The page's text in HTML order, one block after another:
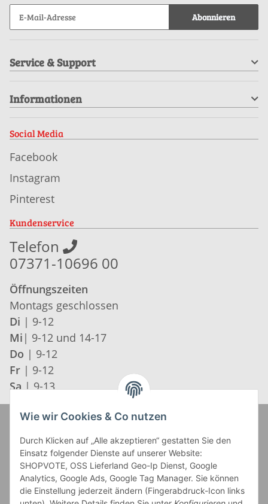
Abonnieren
Service & Support
Informationen
Social Media
Facebook
Instagram
Pinterest
Kundenservice
Telefon
07371-10696 00
Öffnungszeiten
Montags geschlossen
Di | 9-12
Mi | 9-12 und 14-17
Do | 9-12
Fr | 9-12
Sa | 9-13
Wie wir Cookies & Co nutzen
Durch Klicken auf „Alle akzeptieren“ gestatten Sie den
Einsatz folgender Dienste auf unserer Website:
SHOPVOTE, OSS Lieferland Geo-Ip Dienst, Google
Analytics, Google Ads, Google Tag Manager. Sie können
die Einstellung jederzeit ändern (Fingerabdruck-Icon links